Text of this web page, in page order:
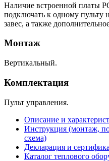
Наличие встроенной платы
подключать к одному пульту
завес, а также
Монтаж
Вертикальный.
Комплектация
Пульт управления.
Описание и
Инструкция (монтаж,
схема)
Декларация и
Каталог теплового